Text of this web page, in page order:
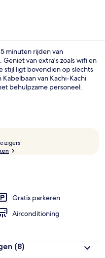
minuten rijden van
van extra's zoals wifi en
stijl ligt bovendien op slechts
van Kachi-Kachi
behulpzame personeel.
i
e
e
o
Gratis parkeren
Airconditioning
(8)